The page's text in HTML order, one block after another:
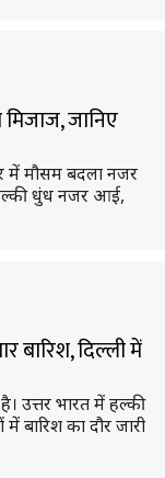
जानिए
में मौसम बदला नजर
धुंध नजर आई,
बारिश, दिल्ली में
उत्तर भारत में हल्की
बारिश का दौर जारी